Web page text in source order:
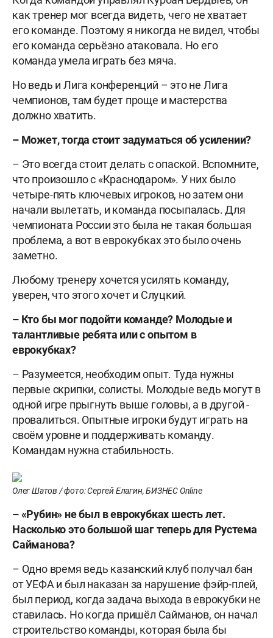
как тренер мог всегда видеть, чего не хватает
его команде. Поэтому я никогда не видел, чтобы
его команда серьёзно атаковала. Но его
команда умела играть без мяча.
Но ведь и Лига конференций – это не Лига
чемпионов, там будет проще и мастерства
должно хватить.
– Может, тогда стоит задуматься об усилении?
– Это всегда стоит делать с опаской. Вспомните,
что произошло с «Краснодаром». У них было
четыре-пять ключевых игроков, но затем они
начали вылетать, и команда посыпалась. Для
чемпионата России это была не такая большая
проблема, а вот в еврокубках это было очень
заметно.
Любому тренеру хочется усилять команду,
уверен, что этого хочет и Слуцкий.
– Кто бы мог подойти команде? Молодые и
талантливые ребята или с опытом в
еврокубках?
– Разумеется, необходим опыт. Туда нужны
первые скрипки, солисты. Молодые ведь могут в
одной игре прыгнуть выше головы, а в другой -
провалиться. Опытные игроки будут играть на
своём уровне и поддерживать команду.
Командам нужна стабильность.
Олег Шатов / фото: Сергей Елагин, БИЗНЕС Online
– «Рубин» не был в еврокубках шесть лет.
Насколько это большой шаг теперь для Рустема
Сайманова?
– Одно время ведь казанский клуб получал бан
от УЕФА и был наказан за нарушение фэйр-плей,
был период, когда задача выхода в еврокубки не
ставилась. Но когда пришёл Сайманов, он начал
строительство команды, которая была бы